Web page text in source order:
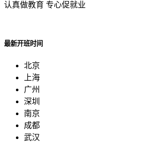
认真做教育 专心促就业
最新开班时间
北京
上海
广州
深圳
南京
成都
武汉